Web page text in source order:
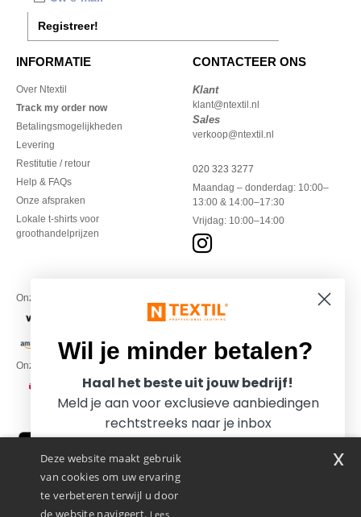
Registreer!
INFORMATIE
Over Ntextil
Track my order now
Betalingsmogelijkheden
Levering
Restitutie / retour
Help & FAQs
Onze afspraken
Lokale t-shirts voor
groothandelprijzen
CONTACTEER ONS
Klant
klant@ntextil.nl
Sales
verkoop@ntextil.nl
020 323 3277
Maandag – donderdag: 10:00–
13:00 & 14:00–17:30
Vrijdag: 10:00–14:00
Onze financiële partners
Onze transporteurs
Deze website maakt gebruik
van cookies om uw ervaring
te verbeteren terwijl u door
de website navigeert. Lees
x
Wil je minder betalen?
Haal het beste uit jouw bedrijf!
Meld je aan voor exclusieve aanbiedingen
rechtstreeks naar je inbox